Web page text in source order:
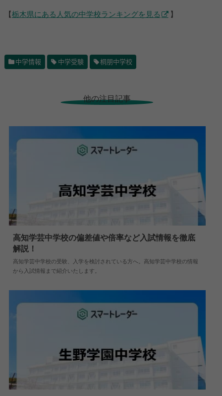
【 栃木県にある人気の中学校ランキングを見る 】
中学情報 中学受験 桐朋中学校
他の注目記事
高知学芸中学校の偏差値や倍率など入試情報を徹底
解説！
高知学芸中学校の受験、入学を検討されている方へ。高知学芸中学校の情報
から入試情報まで紹介いたします。